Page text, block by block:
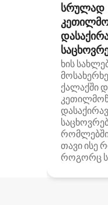
სრულად
ხის
ქალაქში
თავი ისე
როგორც